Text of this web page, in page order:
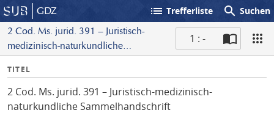
GDZ list Trefferliste search Suchen
2 Cod. Ms. jurid. 391 – Juristisch-
medizinisch-naturkundliche
1 : -
I
f
o
TITEL
2 Cod. Ms. jurid. 391 – Juristisch-medizinisch-
naturkundliche Sammelhandschrift